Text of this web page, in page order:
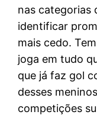
nas categorias
identificar
mais cedo.
joga em tudo
que já faz gol
desses
competições